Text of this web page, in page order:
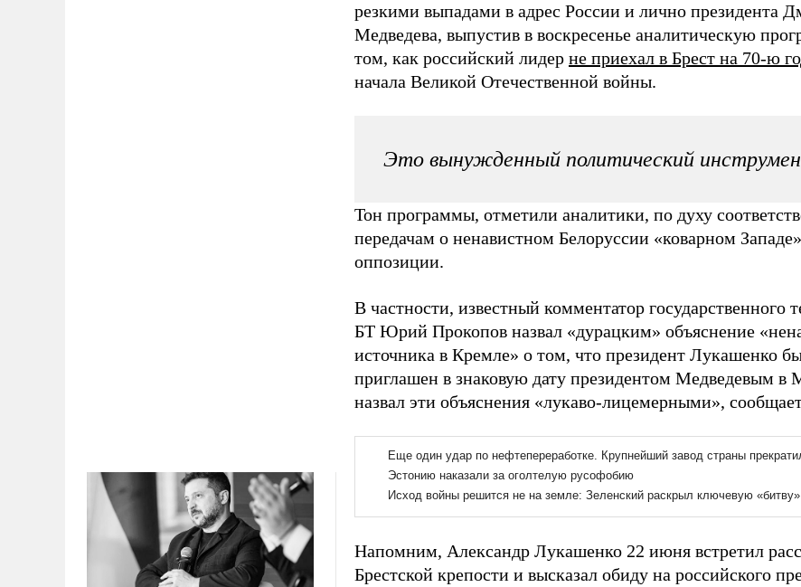
резкими выпадами в адрес России и лично президента
Медведева, выпустив в воскресенье аналитическую
том, как российский лидер не приехал в Брест на 70-ю
начала Великой Отечественной войны.
Это вынужденный политический
Тон программы, отметили аналитики, по духу
передачам о ненавистном Белоруссии «коварном
оппозиции.
В частности, известный комментатор государственного
БТ Юрий Прокопов назвал «дурацким» объяснение
источника в Кремле» о том, что президент Лукашенко
приглашен в знаковую дату президентом Медведевым в
назвал эти объяснения «лукаво-лицемерными»,
Напомним, Александр Лукашенко 22 июня встретил
Брестской крепости и высказал обиду на российского